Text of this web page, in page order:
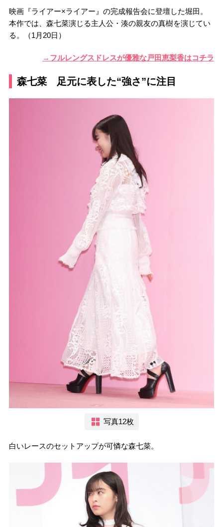
映画『ライアー×ライアー』の完成報告会に登壇した堀田。
本作では、森七菜演じる主人公・湊の親友の真樹を演じてい
る。（1月20日）
→フルレングスドレスが優雅な戸田恵梨香はコチラ
森七菜 足元に表した“強さ”に注目
写真12枚
白いレースのセットアップが可憐な森七菜。